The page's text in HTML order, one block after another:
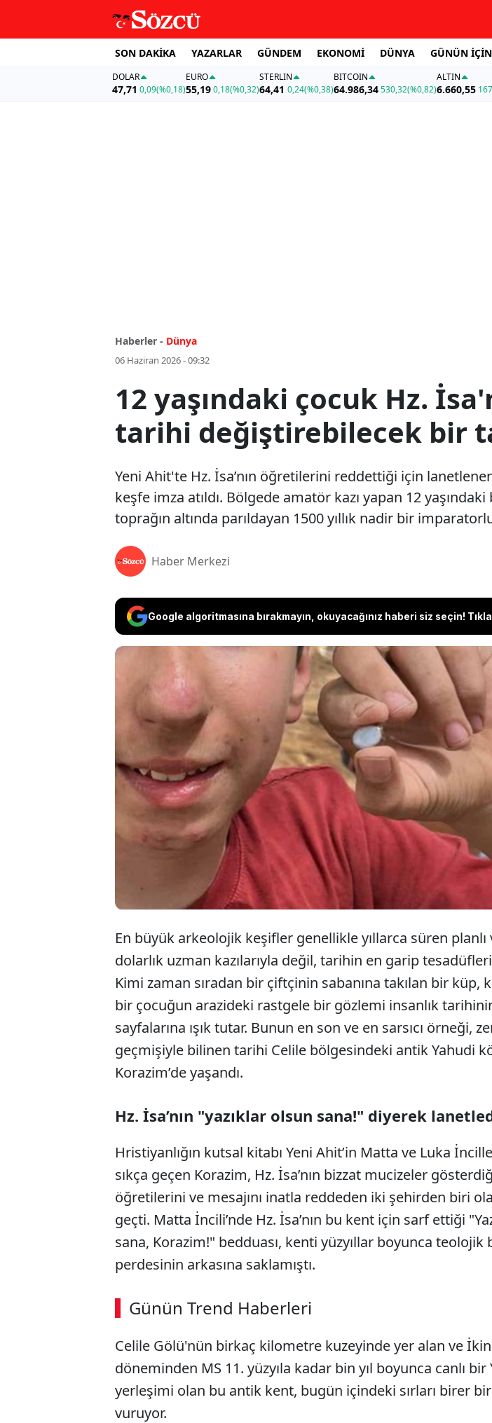
SON DAKİKA YAZARLAR GÜNDEM EKONOMİ DÜNYA GÜNÜN
DOLAR
47,71 0,09(%0,18)
EURO
55,19 0,18(%0,32)
STERLIN
64,41 0,24(%0,38)
BITCOIN
64.986,34530,32(%0,82)
ALTIN
6.660,55
Haberler - Dünya
06 Haziran 2026 - 09:32
12 yaşındaki çocuk Hz.
tarihi değiştirebilecek bir
Yeni Ahit'te Hz. İsa’nın öğretilerini reddettiği için
keşfe imza atıldı. Bölgede amatör kazı yapan 12
toprağın altında parıldayan 1500 yıllık nadir bir
Haber Merkezi
Google algoritmasına bırakmayın, okuyacağınız haberi siz seçin!
Yeni Ahit'te Hz. İsa’nın öğretilerini reddettiği için
Yahudi kenti Korazim’de ezber bozan bir keşfe imza
amatör kazı yapan 12 yaşındaki bir çocuk, kazının
10 dakika kala, toprağın altında parıldayan 1500
imparatorluk mücevheri gün yüzüne çıkardı.
En büyük arkeolojik keşifler genellikle yıllarca süren
dolarlık uzman kazılarıyla değil, tarihin en garip
Kimi zaman sıradan bir çiftçinin sabanına takılan bir küp,
bir çocuğun arazideki rastgele bir gözlemi insanlık
sayfalarına ışık tutar. Bunun en son ve en sarsıcı örneği,
geçmişiyle bilinen tarihi Celile bölgesindeki antik Yahudi
Korazim’de yaşandı.
Hz. İsa’nın "yazıklar olsun sana!" diyerek
Hristiyanlığın kutsal kitabı Yeni Ahit’in Matta ve Luka
sıkça geçen Korazim, Hz. İsa’nın bizzat mucizeler
öğretilerini ve mesajını inatla reddeden iki şehirden biri
geçti. Matta İncili’nde Hz. İsa’nın bu kent için sarf ettiği
sana, Korazim!" bedduası, kenti yüzyıllar boyunca teolojik
perdesinin arkasına saklamıştı.
Günün Trend Haberleri
00:02 / 08:15
Celile Gölü'nün birkaç kilometre kuzeyinde yer alan ve
döneminden MS 11. yüzyıla kadar bin yıl boyunca canlı bir
yerleşimi olan bu antik kent, bugün içindeki sırları birer
vuruyor.